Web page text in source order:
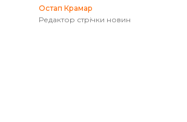
Остап Крамар
Редактор стрічки новин